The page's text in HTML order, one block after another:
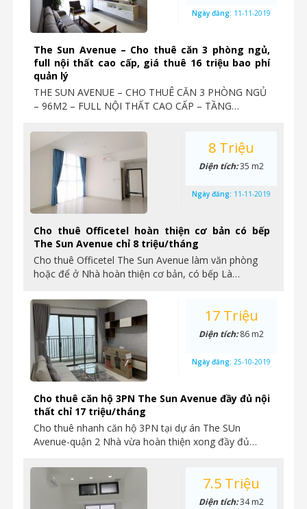
The Sun Avenue – Cho thuê căn 3 phòng ngủ,
full nội thất cao cấp, giá thuê 16 triệu bao phí
quản lý
THE SUN AVENUE – CHO THUÊ CĂN 3 PHÒNG NGỦ
– 96M2 – FULL NỘI THẤT CAO CẤP – TẦNG…
Ngày đăng: 11-11-2019
Cho thuê Officetel hoàn thiện cơ bản có bếp
The Sun Avenue chỉ 8 triệu/tháng
Cho thuê Officetel The Sun Avenue làm văn phòng
hoặc để ở Nhà hoàn thiện cơ bản, có bếp Là…
8 Triệu
Diện tích:35 m2
Ngày đăng: 11-11-2019
Cho thuê căn hộ 3PN The Sun Avenue đầy đủ nội
thất chỉ 17 triệu/tháng
Cho thuê nhanh căn hộ 3PN tại dự án The SUn
Avenue-quận 2 Nhà vừa hoàn thiện xong đầy đủ…
17 Triệu
Diện tích:86 m2
Ngày đăng: 25-10-2019
7.5 Triệu
Diện tích:34 m2